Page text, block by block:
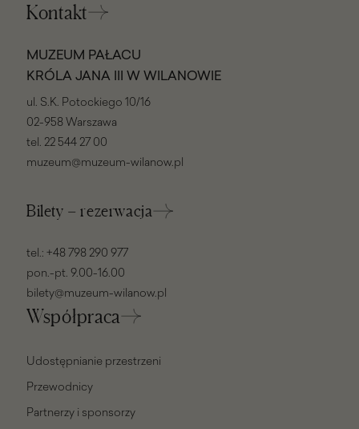
Kontakt
MUZEUM PAŁACU
KRÓLA JANA III W WILANOWIE
ul. S.K. Potockiego 10/16
02-958 Warszawa
tel. 22 544 27 00
muzeum@muzeum-wilanow.pl
Bilety – rezerwacja
tel.: +48 798 290 977
pon.-pt. 9.00-16.00
bilety@muzeum-wilanow.pl
Współpraca
Udostępnianie przestrzeni
Przewodnicy
Partnerzy i sponsorzy